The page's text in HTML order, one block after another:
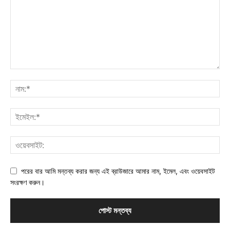
পরের বার আমি মন্তব্য করার জন্য এই ব্রাউজারে আমার নাম, ইমেল, এবং ওয়েবসাইট
সংরক্ষণ করুন।